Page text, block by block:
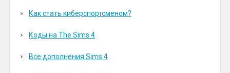
Как стать киберспортсменом?
Коды на The Sims 4
Все дополнения Sims 4